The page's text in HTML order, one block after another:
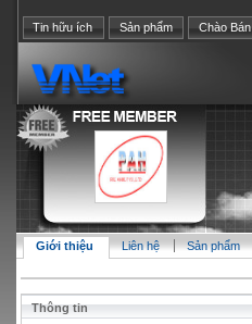
Tin hữu ích Sản phẩm Chào Bán
Giới thiệu Liên hệ Sản phẩm
Thông tin